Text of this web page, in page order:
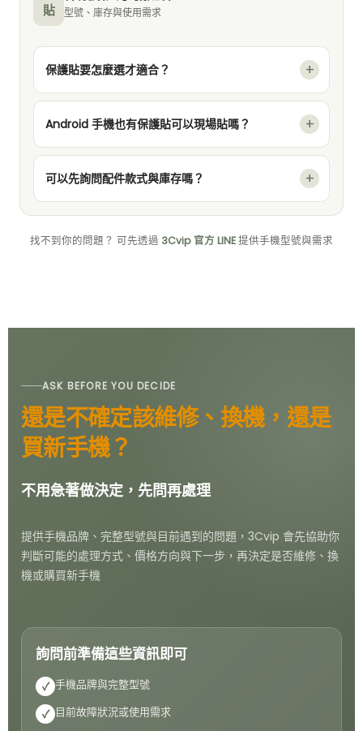
貼 型號、庫存與使用需求
保護貼要怎麼選才適合？
Android 手機也有保護貼可以現場貼嗎？
可以先詢問配件款式與庫存嗎？
找不到你的問題？ 可先透過 3Cvip 官方 LINE提供手機型號與需求
ASK BEFORE YOU DECIDE
還是不確定該維修、換機，還是
買新手機？
不用急著做決定，先問再處理
提供手機品牌、完整型號與目前遇到的問題，3Cvip 會先協助你
判斷可能的處理方式、價格方向與下一步，再決定是否維修、換
機或購買新手機
詢問前準備這些資訊即可
✓ 手機品牌與完整型號
✓ 目前故障狀況或使用需求